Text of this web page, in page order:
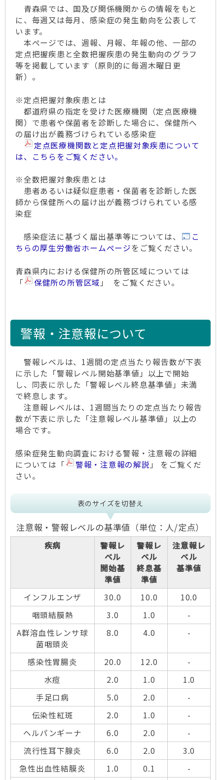
青森県では、国及び関係機関からの情報をもと
に、毎週又は毎月、感染症の発生動向を公表して
います。
本ページでは、週報、月報、年報の他、一部の
定点把握疾患と全数把握疾患の発生動向のグラフ
等を掲載しています（原則的に毎週木曜日更
新）。
※定点把握対象疾患とは
都道府県の指定を受けた医療機関（定点医療機
関）で患者や保菌者を診断した場合に、保健所へ
の届け出が義務づけられている感染症
定点医療機関数と定点把握対象疾患について
は、こちらをご覧ください。
※全数把握対象疾患とは
患者あるいは疑似症患者・保菌者を診断した医
師から保健所への届け出が義務づけられている感
染症
感染症法に基づく届出基準等については、
こ
ちらの厚生労働省ホームページをご覧ください。
青森県内における保健所の所管区域については
「
保健所の所管区域 」 をご覧ください。
警報・注意報について
警報レベルは、1週間の定点当たり報告数が下表
に示した「警報レベル開始基準値」以上で開始
し、同表に示した「警報レベル終息基準値」未満
で終息します。
注意報レベルは、1週間当たりの定点当たり報告
数が下表に示した「注意報レベル基準値」以上の
場合です。
感染症発生動向調査における警報・注意報の詳細
については「
警報・注意報の解説 」 をご覧くだ
さい。
表のサイズを切替え
注意報・警報レベルの基準値（単位：人/定点）
疾病
警報レ
ベル
開始基
準値
警報レ
ベル
終息基
準値
注意報レ
ベル
基準値
インフルエンザ 30.0 10.0
10.0
咽頭結膜熱
3.0 1.0
-
A群溶血性レンサ球
菌咽頭炎
8.0 4.0 -
感染性胃腸炎 20.0 12.0
-
水痘
2.0 1.0
1.0
手足口病
5.0 2.0
-
伝染性紅斑
2.0 1.0
-
ヘルパンギーナ
6.0 2.0
-
流行性耳下腺炎
6.0 2.0
3.0
急性出血性結膜炎
1.0 0.1
-